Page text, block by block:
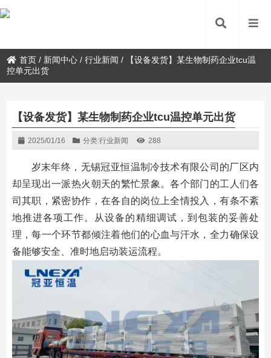
首页 / 新闻中心 /行业新闻 /
【设备发货】某生物制药企业tcu温
控单元出货
【设备发货】某生物制药企业tcu温控单元出货
2025/01/16 分类:行业新闻 288
岁末年终，无锡冠亚恒温制冷技术有限公司的厂区内
却呈现出一派热火朝天的繁忙景象。各个部门的工人们各
司其职，紧密协作，在各自的岗位上全情投入，有条不紊
地推进各项工作。从设备的精细调试，到包装的妥善处
理，每一个环节都倾注着他们的心血与汗水，全力确保设
备能够安全、准时地启动装运流程。